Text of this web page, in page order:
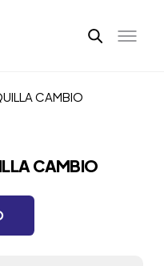
CAMBIO
CAMBIO